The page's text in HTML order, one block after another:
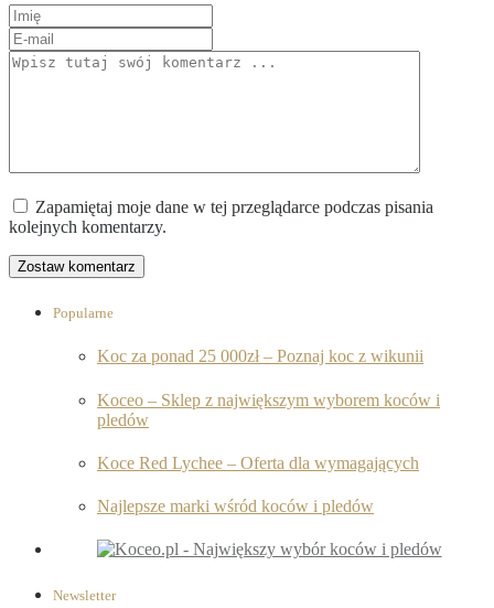
Zapamiętaj moje dane w tej przeglądarce podczas pisania
kolejnych komentarzy.
Popularne
Koc za ponad 25 000zł – Poznaj koc z wikunii
Koceo – Sklep z największym wyborem koców i
pledów
Koce Red Lychee – Oferta dla wymagających
Najlepsze marki wśród koców i pledów
Newsletter